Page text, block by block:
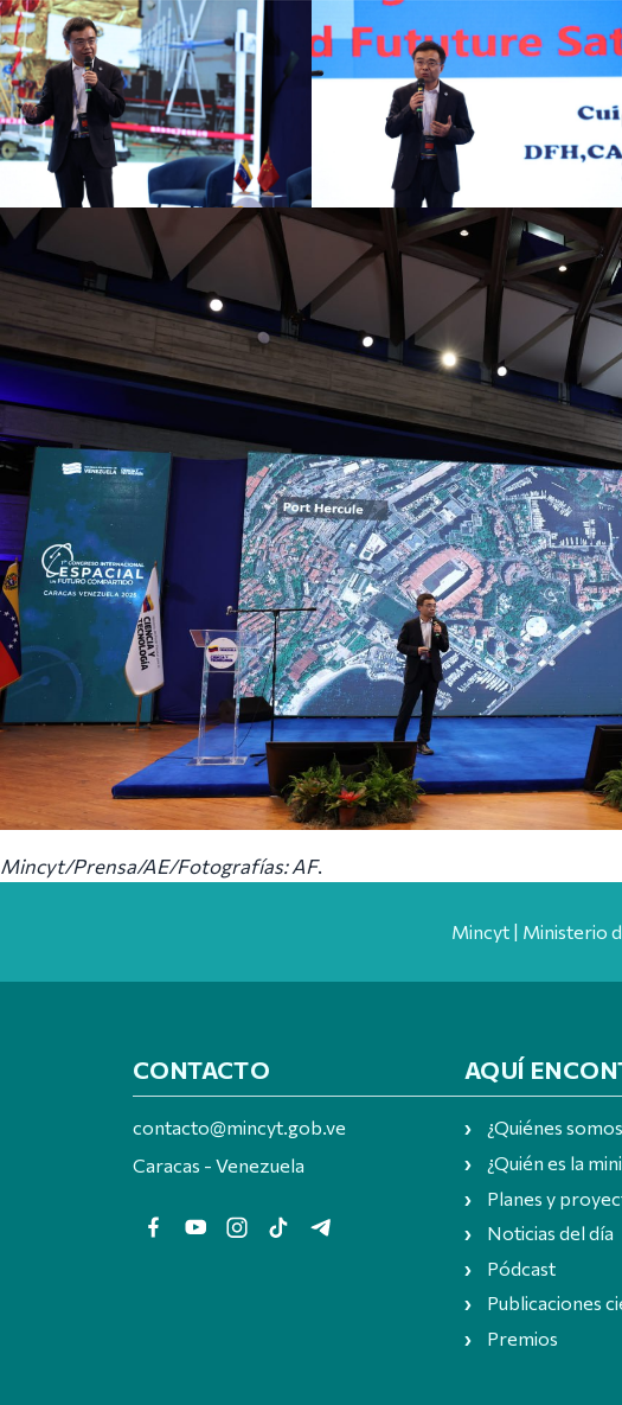
Mincyt/Prensa/AE/Fotografías: AF.
Mincyt | Ministerio
CONTACTO
contacto@mincyt.gob.ve
Caracas - Venezuela
AQUÍ
¿Quiénes
¿Quién es la
Planes y
Noticias del día
Pódcast
Publicaciones
Premios